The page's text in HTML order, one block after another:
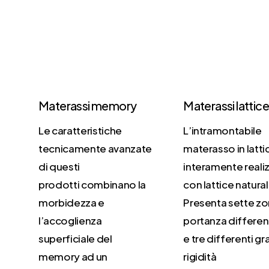
Materassi memory
Le caratteristiche
tecnicamente avanzate
di questi
prodotti combinano la
morbidezza e
l’accoglienza
superficiale del
memory ad un
Materassi lattice
L’intramontabile
materasso in
interamente
con lattice
Presenta sette
portanza
e tre differenti
rigidità